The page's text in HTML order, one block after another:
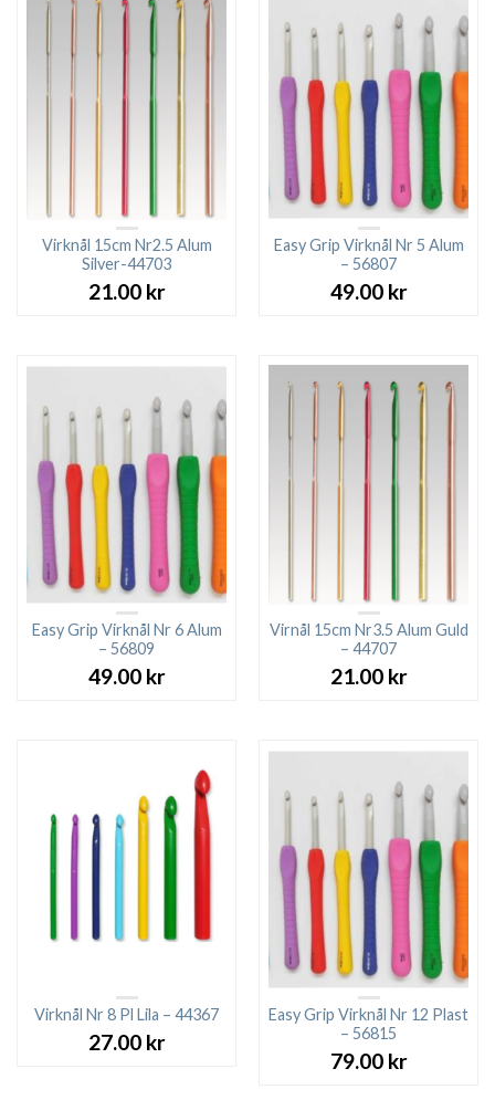
Virknål 15cm Nr2.5 Alum
Silver-44703
21.00 kr
Easy Grip Virknål Nr 5 Alum
– 56807
49.00 kr
Easy Grip Virknål Nr 6 Alum
– 56809
49.00 kr
Virnål 15cm Nr3.5 Alum Guld
– 44707
21.00 kr
Virknål Nr 8 Pl Lila – 44367
27.00 kr
Easy Grip Virknål Nr 12 Plast
– 56815
79.00 kr